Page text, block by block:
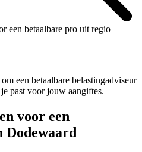
een betaalbare pro uit regio
een betaalbare belastingadviseur
past voor jouw aangiftes.
voor een
Dodewaard